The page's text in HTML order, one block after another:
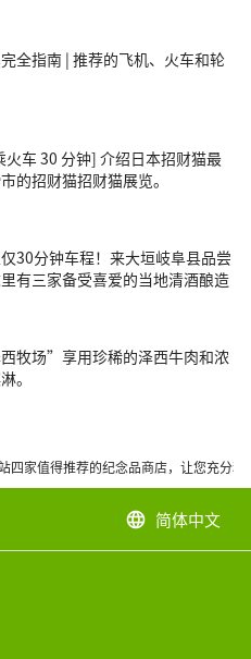
全指南 | 推荐的飞机、火车和轮
火车 30 分钟] 介绍日本招财猫最
的招财猫招财猫展览。
30分钟车程！来大垣岐阜县品尝
有三家备受喜爱的当地清酒酿造
牧场”享用珍稀的泽西牛肉和浓
。
四家值得推荐的纪念品商店，让您充分利
language 简体中文